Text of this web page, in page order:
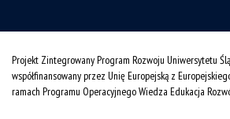
Projekt Zintegrowany Program Rozwoju Uniwersytetu
współfinansowany przez Unię Europejską z
ramach Programu Operacyjnego Wiedza Edukacja